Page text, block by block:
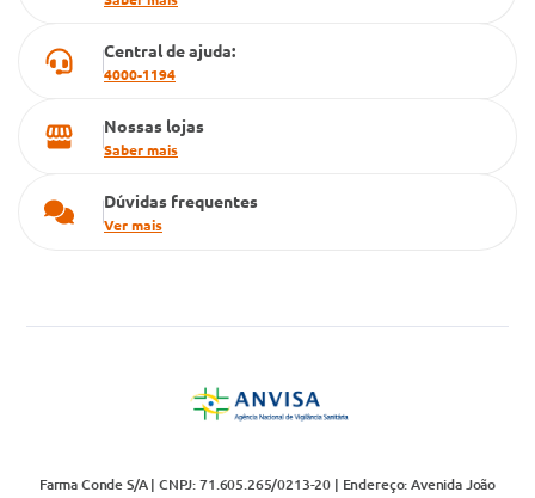
Central de ajuda:
4000-1194
Nossas lojas
Saber mais
Dúvidas frequentes
Ver mais
Farma Conde S/A | CNPJ: 71.605.265/0213-20 | Endereço: Avenida João